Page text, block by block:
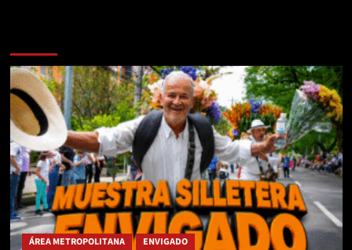
ÁREA METROPOLITANA ENVIGADO